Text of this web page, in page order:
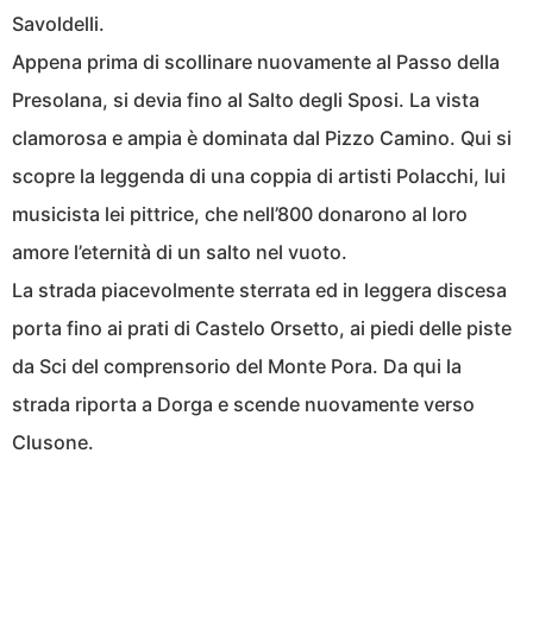
Savoldelli.
Appena prima di scollinare nuovamente al Passo della
Presolana, si devia fino al Salto degli Sposi. La vista
clamorosa e ampia è dominata dal Pizzo Camino. Qui si
scopre la leggenda di una coppia di artisti Polacchi, lui
musicista lei pittrice, che nell’800 donarono al loro
amore l’eternità di un salto nel vuoto.
La strada piacevolmente sterrata ed in leggera discesa
porta fino ai prati di Castelo Orsetto, ai piedi delle piste
da Sci del comprensorio del Monte Pora. Da qui la
strada riporta a Dorga e scende nuovamente verso
Clusone.